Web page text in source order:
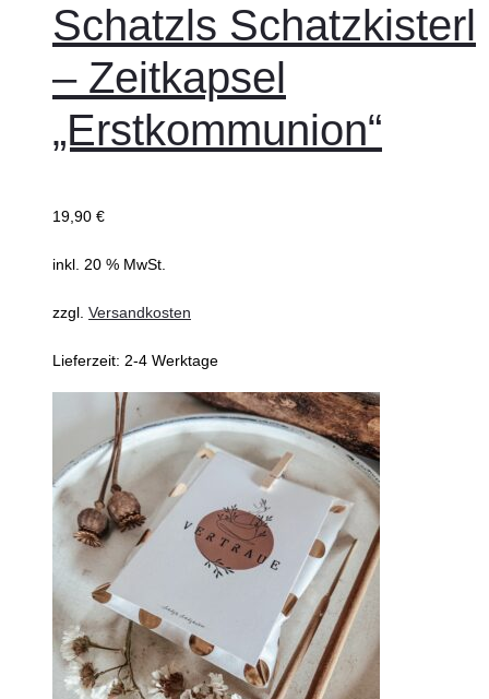
Schatzls Schatzkisterl
– Zeitkapsel
„Erstkommunion“
19,90 €
inkl. 20 % MwSt.
zzgl. Versandkosten
Lieferzeit: 2-4 Werktage